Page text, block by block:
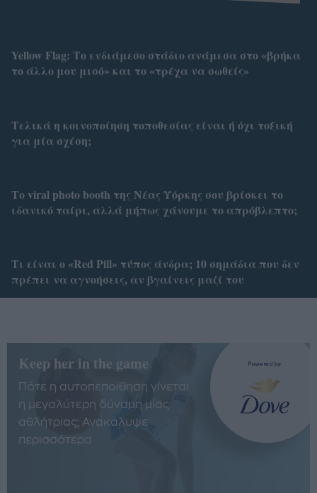
Yellow Flag: Το ενδιάμεσο στάδιο ανάμεσα στο «βρήκα
το άλλο μου μισό» και το «τρέχα να σωθείς»
Τελικά η κοινοποίηση τοποθεσίας είναι ή όχι τοξική
για μία σχέση;
Το viral photo booth της Νέας Υόρκης σου βρίσκει το
ιδανικό ταίρι, αλλά μήπως χάνουμε το απρόβλεπτο;
Tι είναι ο «Red Pill» τύπος άνδρα; 10 σημάδια που δεν
πρέπει να αγνοήσεις, αν βγαίνεις μαζί του
Keep her in the game
Πότε η αυτοπεποίθηση γίνεται
η μεγαλύτερη δύναμη μίας
αθλήτριας; Ανακάλυψε
περισσότερα